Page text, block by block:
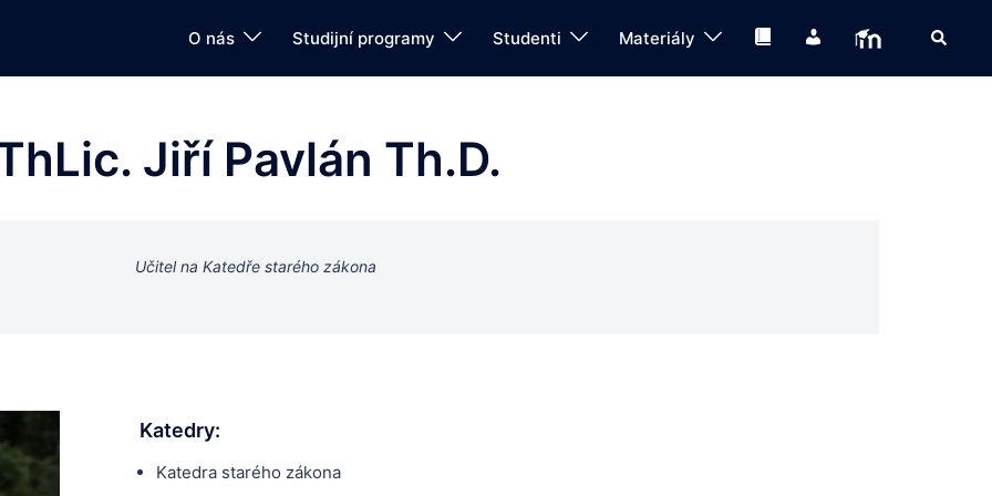
O nás Studijní programy Studenti Materiály Knihovna MoodleSearch
Jiří Pavlán Th.D.
Učitel na Katedře starého zákona
Katedry:
Katedra starého zákona